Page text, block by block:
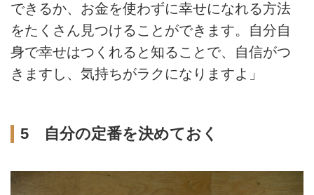
できるか、お金を使わずに幸せになれる方法
をたくさん見つけることができます。自分自
身で幸せはつくれると知ることで、自信がつ
きますし、気持ちがラクになりますよ」
5 自分の定番を決めておく